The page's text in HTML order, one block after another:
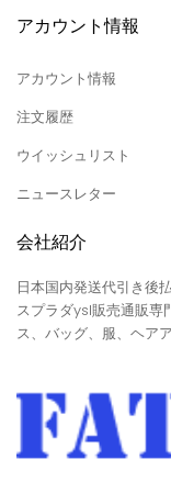
アカウント情報
アカウント情報
注文履歴
ウイッシュリスト
ニュースレター
会社紹介
日本国内発送代引き後
スプラダysl販売通販専
ス、バッグ、服、ヘア